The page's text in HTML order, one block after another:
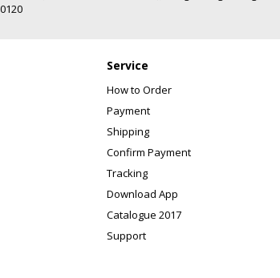
Service
How to Order
Payment
Shipping
Confirm Payment
Tracking
Download App
Catalogue 2017
Support